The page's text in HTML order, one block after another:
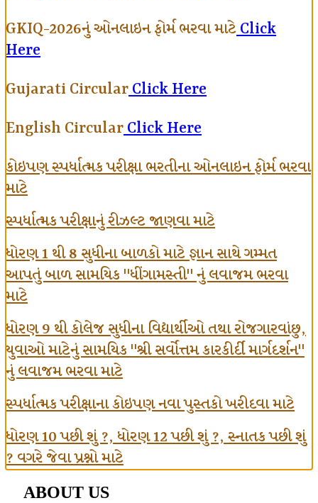
GKIQ-2026નું ઓનલાઇન ફોર્મ ભરવા માટે Click
Here
Gujarati Circular Click Here
English Circular Click Here
કોઇપણ સ્પર્ધાત્મક પરીક્ષા ભરતીના ઓનલાઇન ફોર્મ ભરવા
માટે
સ્પર્ધાત્મક પરીક્ષાનું રીઝલ્ટ જાણવા માટે
ધોરણ 1 થી 8 સુધીના બાળકો માટે જ્ઞાન સાથે ગમ્મત
આપતું બાળ સામયિક "ધીંગામસ્તી" નું લવાજમ ભરવા
માટે
ધોરણ 9 થી કોલેજ સુધીના વિદ્યાર્થીઓ તથા રોજગારવાંછુ,
યુવાઓ માટેનું સામયિક "શ્રી સર્વોત્તમ કારકીર્દી માર્ગદર્શન"
નું લવાજમ ભરવા માટે
સ્પર્ધાત્મક પરીક્ષાના કોઇપણ નવા પુસ્તકો ખરીદવા માટે
ધોરણ 10 પછી શું ?, ધોરણ 12 પછી શું ?, સ્નાતક પછી શું
? વગરે જેવા પ્રશ્નો માટે
ABOUT US